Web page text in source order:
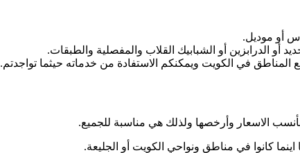
أو موديل.
أو الدرابزين أو الشبابيك القلاب والمفصلية والطبقات.
في الكويت ويمكنكم الاستفادة من خدماته حيثما تواجدتم.
الاسعار وأرخصها ولذلك هي مناسبة للجميع.
كانوا في مناطق ونواحي الكويت أو الجليعة.